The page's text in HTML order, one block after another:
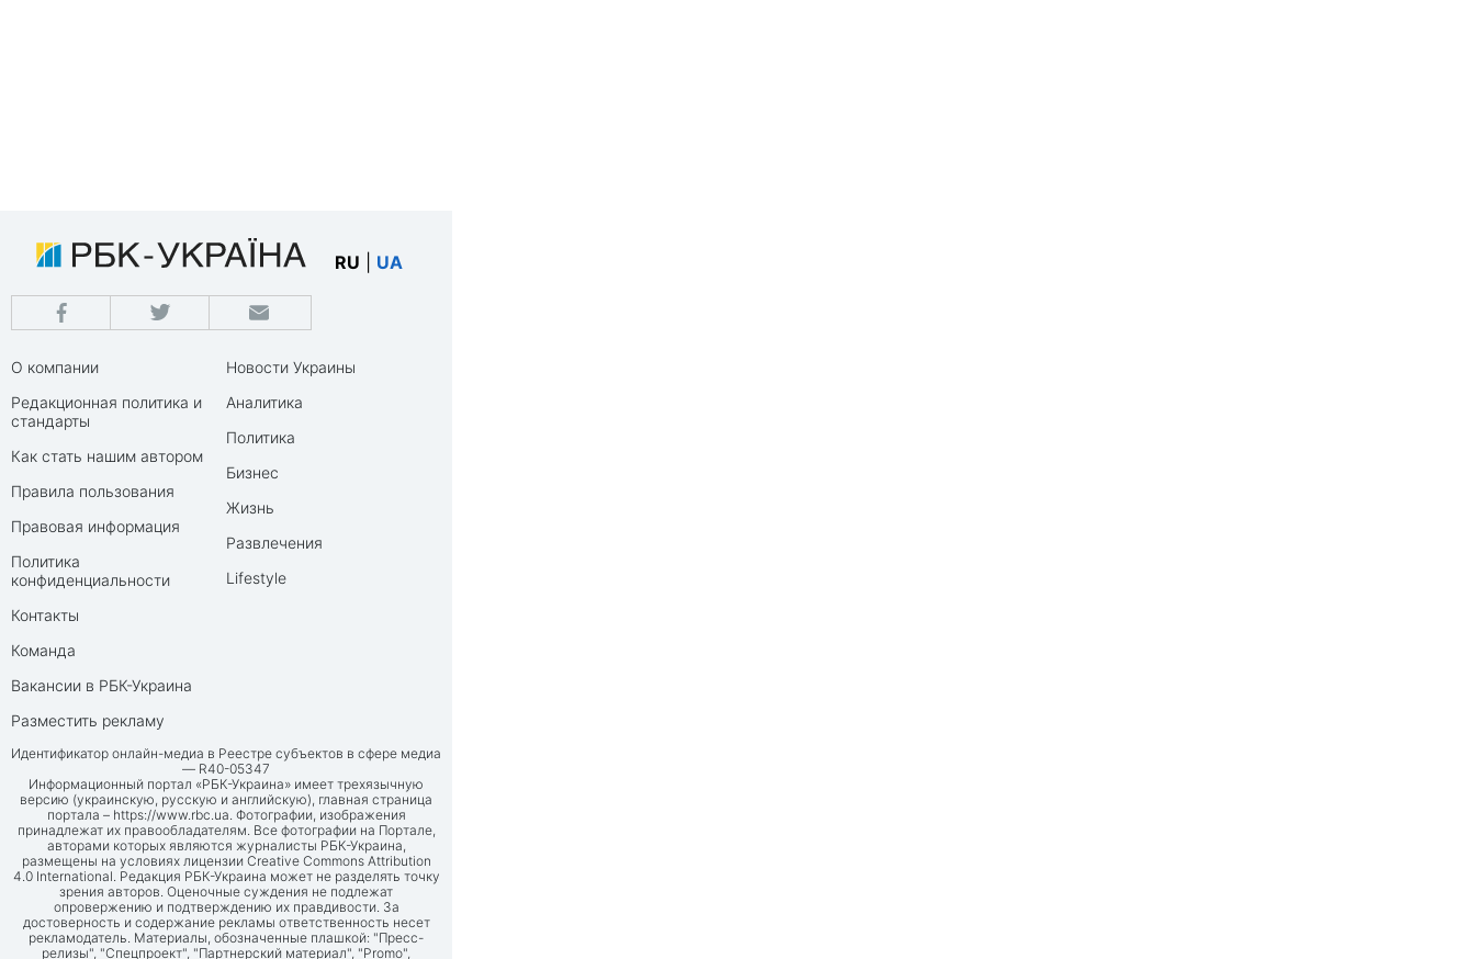
RU UA
О компании
Редакционная политика и
стандарты
Как стать нашим автором
Правила пользования
Правовая информация
Политика
конфиденциальности
Контакты
Команда
Вакансии в РБК-Украина
Разместить рекламу
Новости Украины
Аналитика
Политика
Бизнес
Жизнь
Развлечения
Lifestyle
Идентификатор онлайн-медиа в Реестре субъектов в сфере медиа
— R40-05347
Информационный портал «РБК-Украина» имеет трехязычную
версию (украинскую, русскую и английскую), главная страница
портала – https://www.rbc.ua. Фотографии, изображения
принадлежат их правообладателям. Все фотографии на Портале,
авторами которых являются журналисты РБК-Украина,
размещены на условиях лицензии Creative Commons Attribution
4.0 International. Редакция РБК-Украина может не разделять точку
зрения авторов. Оценочные суждения не подлежат
опровержению и подтверждению их правдивости. За
достоверность и содержание рекламы ответственность несет
рекламодатель. Материалы, обозначенные плашкой: "Пресс-
релизы", "Спецпроект", "Партнерский материал", "Promo",